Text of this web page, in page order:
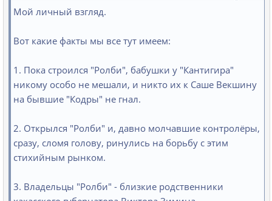
Мой личный взгляд.
Вот какие факты мы все тут имеем:
1. Пока строился "Ролби", бабушки у "Кантигира"
никому особо не мешали, и никто их к Саше Векшину
на бывшие "Кодры" не гнал.
2. Открылся "Ролби" и, давно молчавшие контролёры,
сразу, сломя голову, ринулись на борьбу с этим
стихийным рынком.
3. Владельцы "Ролби" - близкие родственники